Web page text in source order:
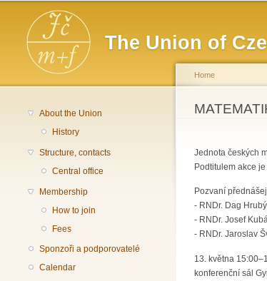
The Union of
Main menu
About the Union
History
Structure, contacts
Central office
Membership
How to join
Fees
Sponzoři a podporovatelé
Calendar
You are
Home
Jednota českých
Podtitulem akce
Pozvaní
- RNDr. Dag
- RNDr. Josef
- RNDr. Jaroslav
13. května
konferenční sál